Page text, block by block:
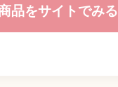
品をサイトでみる